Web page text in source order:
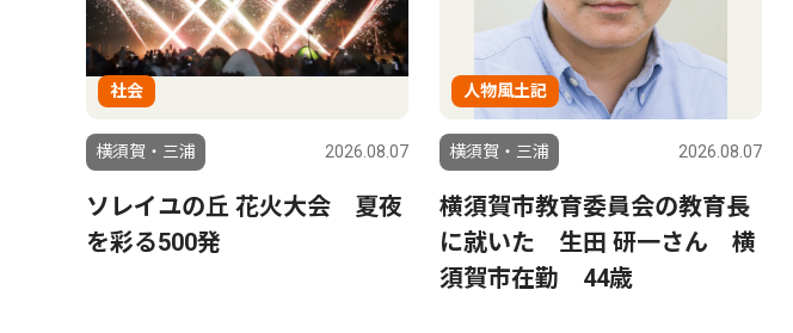
社会
横須賀・三浦 2026.08.07
ソレイユの丘 花火大会 夏夜
を彩る500発
人物風土記
横須賀・三浦 2026.08.07
横須賀市教育委員会の教育長
に就いた 生田 研一さん 横
須賀市在勤 44歳